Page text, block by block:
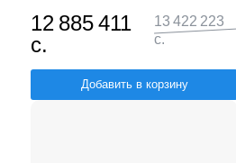
12 885 411
с.
13 422 223
с.
Добавить в корзину